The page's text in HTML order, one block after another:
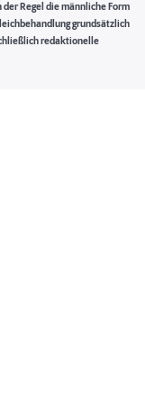
Regel die männliche Form
grundsätzlich
redaktionelle